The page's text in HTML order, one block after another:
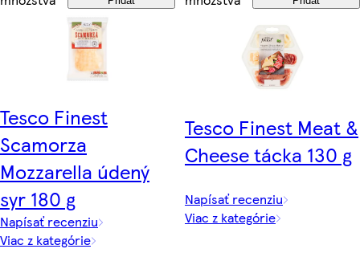
Tesco Finest
Scamorza
Mozzarella údený
syr 180 g
Napísať recenziu
Viac z kategórie
Tesco Finest Meat &
Cheese tácka 130 g
Napísať recenziu
Viac z kategórie